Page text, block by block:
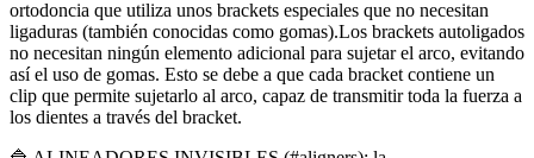
ortodoncia que utiliza unos brackets especiales que no necesitan
ligaduras (también conocidas como gomas).Los brackets autoligados
no necesitan ningún elemento adicional para sujetar el arco, evitando
así el uso de gomas. Esto se debe a que cada bracket contiene un
clip que permite sujetarlo al arco, capaz de transmitir toda la fuerza a
los dientes a través del bracket.